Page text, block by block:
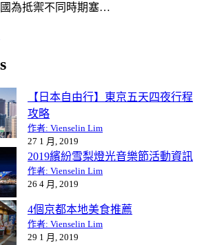
為抵禦不同時期塞…
【日本自由行】東京五天四夜行程
攻略
作者: Vienselin Lim
27 1 月, 2019
2019繽紛雪梨燈光音樂節活動資訊
作者: Vienselin Lim
26 4 月, 2019
4個京都本地美食推薦
作者: Vienselin Lim
29 1 月, 2019